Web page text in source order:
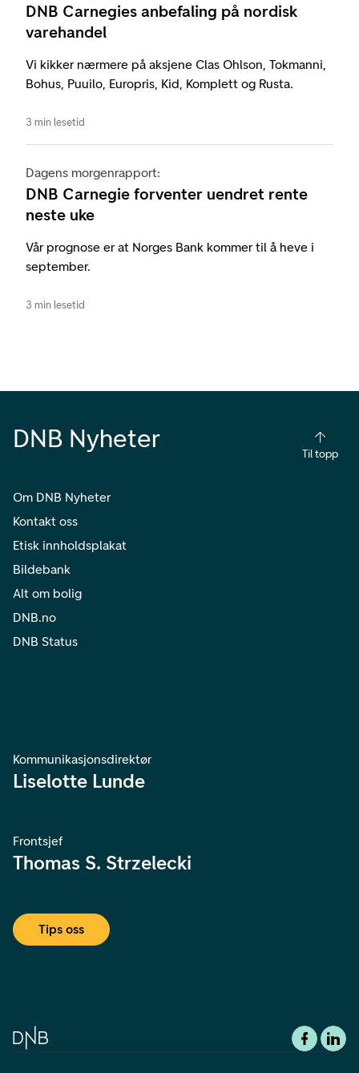
DNB Carnegies anbefaling på nordisk
varehandel
Vi kikker nærmere på aksjene Clas Ohlson, Tokmanni,
Bohus, Puuilo, Europris, Kid, Komplett og Rusta.
3 min lesetid
Dagens morgenrapport:
DNB Carnegie forventer uendret rente
neste uke
Vår prognose er at Norges Bank kommer til å heve i
september.
3 min lesetid
DNB Nyheter
Til topp
Om DNB Nyheter
Kontakt oss
Etisk innholdsplakat
Bildebank
Alt om bolig
DNB.no
DNB Status
Kommunikasjonsdirektør
Liselotte Lunde
Frontsjef
Thomas S. Strzelecki
Tips oss